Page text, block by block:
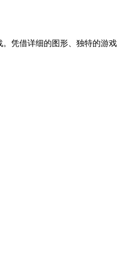
凭借详细的图形、独特的游戏